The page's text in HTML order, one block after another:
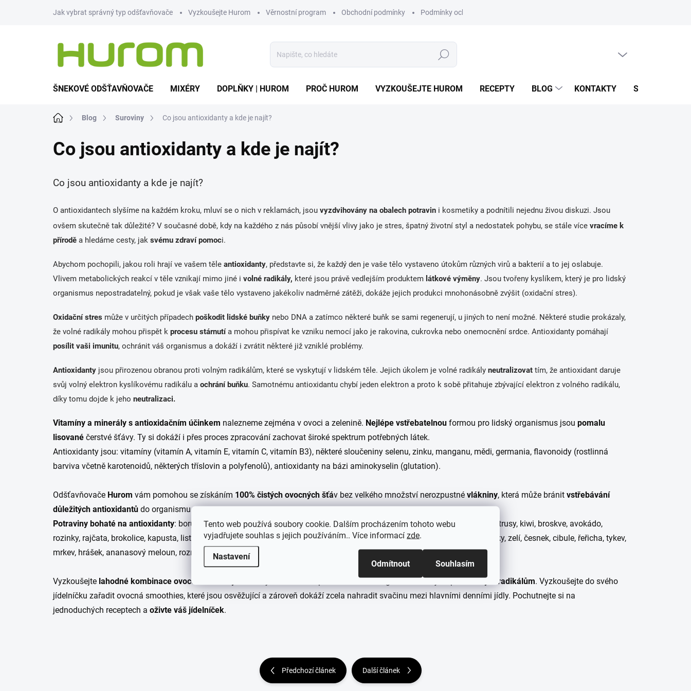
Tento web používá soubory cookie. Dalším procházením tohoto webu
vyjadřujete souhlas s jejich používáním.. Více informací zde.
Nastavení
Odmítnout Souhlasím
Jak vybrat správný typ odšťavňovače Vyzkoušejte Hurom Věrnostní program Obchodní podmínky Podmínky ochrany osobních údajů
Hledat
ŠNEKOVÉ ODŠŤAVŇOVAČE MIXÉRY DOPLŇKY | HUROM PROČ HUROM VYZKOUŠEJTE HUROM RECEPTY BLOG KONTAKTY SROVNÁNÍ S
Domů Blog Suroviny Co jsou antioxidanty a kde je najít?
Co jsou antioxidanty a kde je najít?
Co jsou antioxidanty a kde je najít?
O antioxidantech slyšíme na každém kroku, mluví se o nich v reklamách, jsou vyzdvihovány na obalech potravin i kosmetiky a podnítili nejednu živou diskuzi. Jsou
ovšem skutečně tak důležité? V současné době, kdy na každého z nás působí vnější vlivy jako je stres, špatný životní styl a nedostatek pohybu, se stále více vracíme k
přírodě a hledáme cesty, jak svému zdravípomoci.
Abychom pochopili, jakou roli hrají ve vašem těle antioxidanty, představte si, že každý den je vaše tělo vystaveno útokům různých virů a bakterií a to jej oslabuje.
Vlivem metabolických reakcí v těle vznikají mimo jiné i volné radikály, které jsou právě vedlejším produktem látkové výměny. Jsou tvořeny kyslíkem, který je pro lidský
organismus nepostradatelný, pokud je však vaše tělo vystaveno jakékoliv nadměrné zátěži, dokáže jejich produkci mnohonásobně zvýšit (oxidační stres).
Oxidační stres může v určitých případech poškodit lidské buňky nebo DNA a zatímco některé buňk se sami regenerují, u jiných to není možné. Některé studie prokázaly,
že volné radikály mohou přispět k procesu stárnutía mohou přispívat ke vzniku nemocí jako je rakovina, cukrovka nebo onemocnění srdce. Antioxidanty pomáhají
posílit vaši imunitu, ochránit váš organismus a dokáží i zvrátit některé již vzniklé problémy.
Antioxidanty jsou přirozenou obranou proti volným radikálům, které se vyskytují v lidském těle. Jejich úkolem je volné radikály neutralizovat tím, že antioxidant daruje
svůj volný elektron kyslíkovému radikálu a ochrání buňku. Samotnému antioxidantu chybí jeden elektron a proto k sobě přitahuje zbývající elektron z volného radikálu,
díky tomu dojde k jeho neutralizaci.
Vitamíny a minerály s antioxidačním účinkem nalezneme zejména v ovoci a zelenině. Nejlépe vstřebatelnou formou pro lidský organismus jsou pomalu
lisované čerstvé šťávy. Ty si dokáží i přes proces zpracování zachovat široké spektrum potřebných látek.
Antioxidanty jsou: vitamíny (vitamín A, vitamín E, vitamín C, vitamín B3), některé sloučeniny selenu, zinku, manganu, mědi, germania, flavonoidy (rostlinná
barviva včetně karotenoidů, některých tříslovin a polyfenolů), antioxidanty na bázi aminokyselin (glutation).
Odšťavňovače Hurom vám pomohou se získáním 100% čistých ovocných šťáv bez velkého množství nerozpustné vlákniny, která může bránit vstřebávání
důležitých antioxidantů do organismu.
Potraviny bohaté na antioxidanty: borůvky, jahody, brusinky, maliny, angrešt, třešně, švestky, hroznové víno, blumy, jablka, citrusy, kiwi, broskve, avokádo,
rozinky, rajčata, brokolice, kapusta, listová zelenina, růžičková kapusta, špenát, červená řepa, sladké brambory, sladké papriky, zelí, česnek, cibule, řeřicha, tykev,
mrkev, hrášek, ananasový meloun, rozmarýn, máta peprná, šalvěj, tymián, oregano, kopr.
Vyzkoušejte lahodné kombinace ovoce a zeleniny v čerstvých šťávách a pomozte svému organismu s bojem protivolným radikálům. Vyzkoušejte do svého
jídelníčku zařadit ovocná smoothies, které jsou osvěžujícía zároveň dokáží zcela nahradit svačinu mezi hlavními denními jídly. Pochutnejte si na
jednoduchých receptech a oživte váš jídelníček.
Předchozí článek Další článek